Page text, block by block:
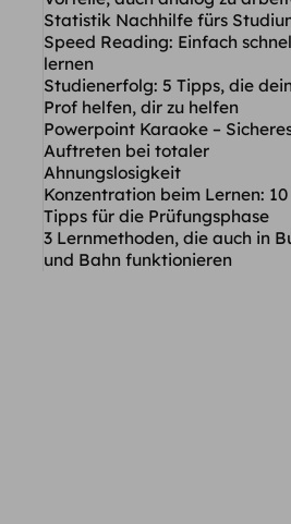
Statistik Nachhilfe fürs
Speed Reading: Einfach
lernen
Studienerfolg: 5 Tipps, die
Prof helfen, dir zu helfen
Powerpoint Karaoke –
Auftreten bei totaler
Ahnungslosigkeit
Konzentration beim Lernen: 10
Tipps für die Prüfungsphase
3 Lernmethoden, die auch in
und Bahn funktionieren